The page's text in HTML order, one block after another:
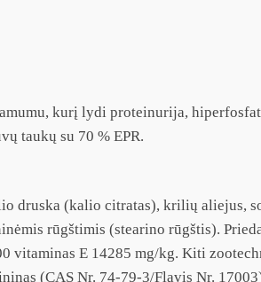
kurį lydi proteinurija,
taukų su 70 % EPR.
druska (kalio citratas), krilių aliejus,
rūgštimis (stearino rūgštis).
vitaminas E 14285 mg/kg. Kiti
(CAS Nr. 74-79-3/Flavis Nr.